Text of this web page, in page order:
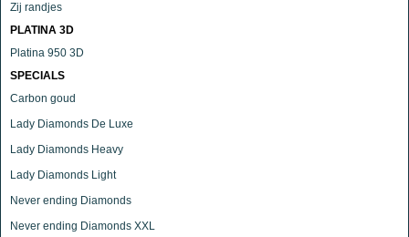
Zij randjes
PLATINA 3D
Platina 950 3D
SPECIALS
Carbon goud
Lady Diamonds De Luxe
Lady Diamonds Heavy
Lady Diamonds Light
Never ending Diamonds
Never ending Diamonds XXL